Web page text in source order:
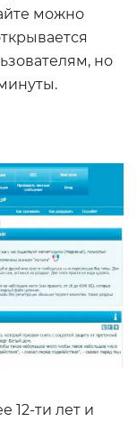
можно
но
12-ти лет и